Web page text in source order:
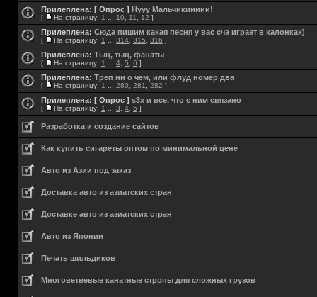
Прилеплена: [ Опрос ] Нууу Мальчикиииии!
[ На страницу: 1 10 11 12 ]
Прилеплена: Сюда пишим какая песня у вас сча играет в калонках)
[ На страницу: 1 314 315 316 ]
Прилеплена: Тыц, тыц, фанаты
[ На страницу: 1 4 5 6 ]
Прилеплена: Треп ни о чем, или флуд номер два
[ На страницу: 1 280 281 282 ]
Прилеплена: [ Опрос ] s3x и все, что с ним связано
[ На страницу: 1 3 4 5 ]
Разработка и создание сайтов
Как купить сигареты оптом по минимальной цене
Авто из Азии под заказ
Доставка авто из азиатских стран
Доставке авто из азиатских стран
Авто из Японии
Печать шильдиков
Многоветвевые канатные стропы для сложных грузов